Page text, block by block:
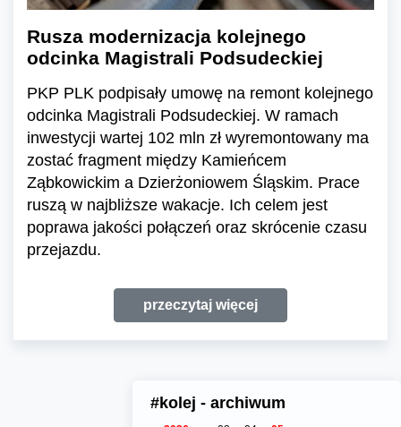
Rusza modernizacja kolejnego
odcinka Magistrali Podsudeckiej
PKP PLK podpisały umowę na remont kolejnego
odcinka Magistrali Podsudeckiej. W ramach
inwestycji wartej 102 mln zł wyremontowany ma
zostać fragment między Kamieńcem
Ząbkowickim a Dzierżoniowem Śląskim. Prace
ruszą w najbliższe wakacje. Ich celem jest
poprawa jakości połączeń oraz skrócenie czasu
przejazdu.
przeczytaj więcej
#kolej - archiwum